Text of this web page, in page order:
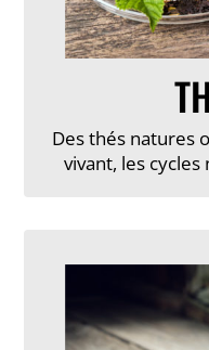
Des thés natures
vivant, les